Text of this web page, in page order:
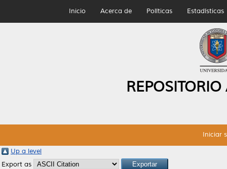
Inicio Acerca de Políticas Estadísticas
Iniciar
Up a level
Export as